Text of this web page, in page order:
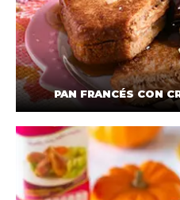
PAN FRANCÉS CON